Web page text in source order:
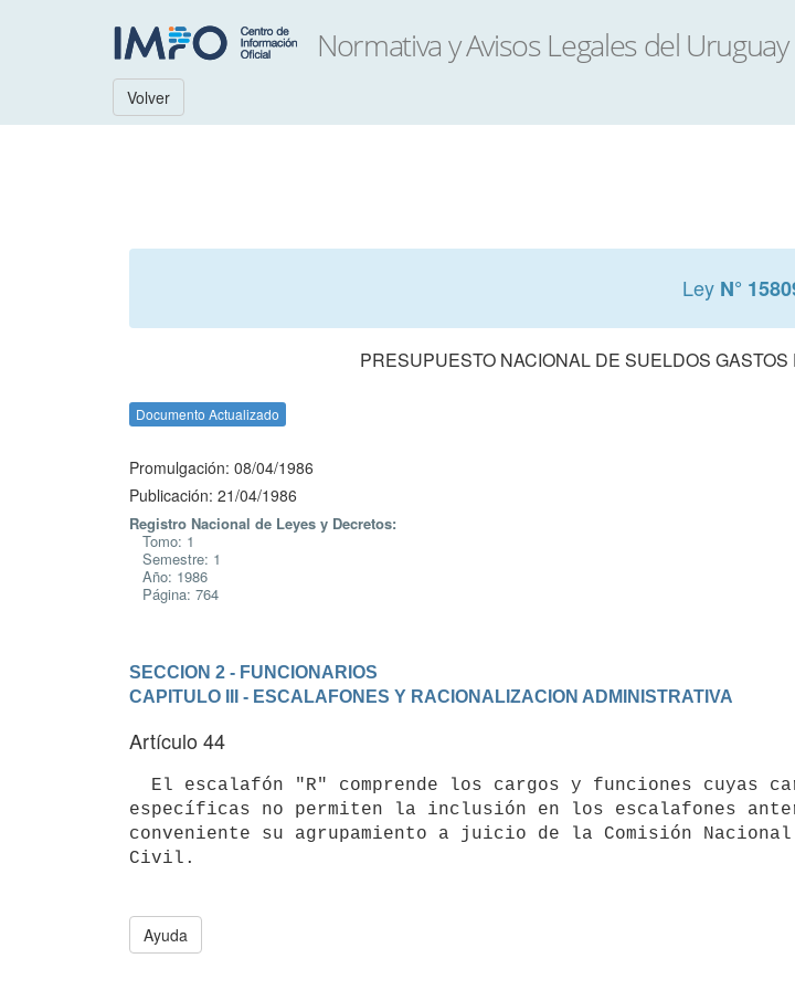
Volver
Ley N°
PRESUPUESTO NACIONAL DE SUELDOS
Documento Actualizado
Promulgación: 08/04/1986
Publicación: 21/04/1986
Registro Nacional de Leyes y Decretos:
Tomo: 1
Semestre: 1
Año: 1986
Página: 764
SECCION 2 - FUNCIONARIOS
CAPITULO III - ESCALAFONES Y RACIONALIZACION ADMINISTRATIVA
Artículo 44
específicas no permiten la inclusión en los escalafones
conveniente su agrupamiento a juicio de la Comisión
Ayuda